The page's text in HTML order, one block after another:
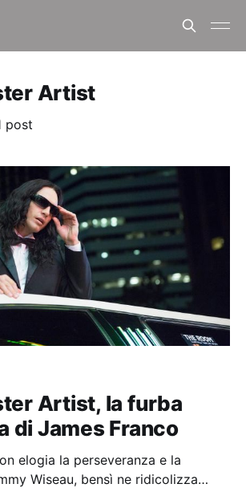
Artist
post
Artist, la furba
di James Franco
elogia la perseveranza e la
Wiseau, bensì ne ridicolizza